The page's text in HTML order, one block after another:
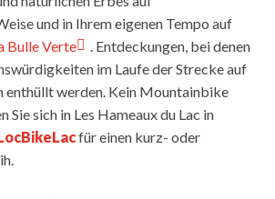
und in Ihrem eigenen Tempo auf
Bulle Verte
. Entdeckungen, bei denen
im Laufe der Strecke auf
enthüllt werden. Kein Mountainbike
Sie sich in Les Hameaux du Lac in
für einen kurz- oder